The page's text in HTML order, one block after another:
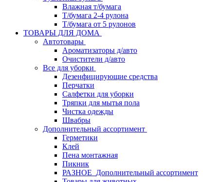
Влажная т/бумага
Т/бумага 2-4 рулона
Т/бумага от 5 рулонов
ТОВАРЫ ДЛЯ ДОМА
Автотовары
Ароматизаторы д/авто
Очистители д/авто
Все для уборки
Дезенфицирующие средства
Перчатки
Салфетки для уборки
Тряпки для мытья пола
Чистка одежды
Швабры
Дополнительный ассортимент
Герметики
Клей
Пена монтажная
Пикник
РАЗНОЕ_Дополнительный ассортимент